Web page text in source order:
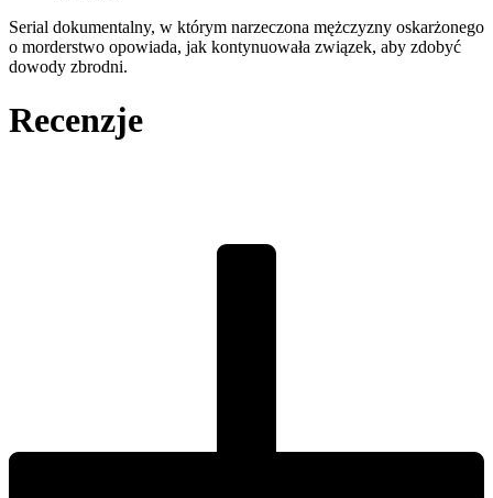
Serial dokumentalny, w którym narzeczona mężczyzny oskarżonego
o morderstwo opowiada, jak kontynuowała związek, aby zdobyć
dowody zbrodni.
Recenzje